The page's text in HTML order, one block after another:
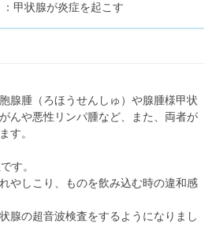
甲状腺が炎症を起こす
腺腫（ろほうせんしゅ）や腺腫様甲状
んや悪性リンパ腫など、また、両者が
す。
す。
やしこり、ものを飲み込む時の違和感
腺の超音波検査をするようになりまし